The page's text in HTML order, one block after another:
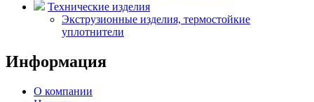
Технические изделия
Экструзионные изделия, термостойкие
уплотнители
Информация
О компании